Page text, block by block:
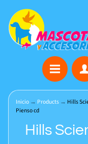
Inicio → Products → Hills
Pienso cd
Hills